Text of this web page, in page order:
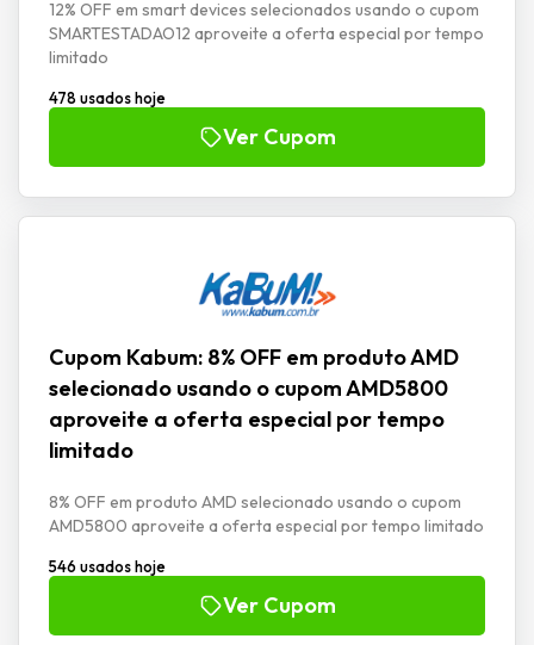
12% OFF em smart devices selecionados usando o cupom
SMARTESTADAO12 aproveite a oferta especial por tempo
limitado
478 usados hoje
Ver Cupom
Cupom Kabum: 8% OFF em produto AMD
selecionado usando o cupom AMD5800
aproveite a oferta especial por tempo
limitado
8% OFF em produto AMD selecionado usando o cupom
AMD5800 aproveite a oferta especial por tempo limitado
546 usados hoje
Ver Cupom